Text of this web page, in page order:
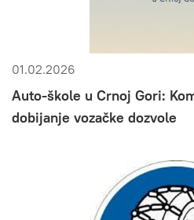
01.02.2026
Auto-škole u Crnoj Gori:
dobijanje vozačke dozvole